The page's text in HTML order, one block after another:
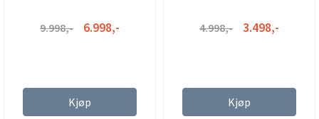
9.998,- 6.998,-
Kjøp
4.998,- 3.498,-
Kjøp